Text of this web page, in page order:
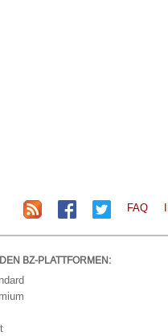
FAQ
BZ-PLATTFORMEN: